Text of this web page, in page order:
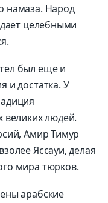
намаза. Народ
целебными
был еще и
и достатка. У
великих людей.
Амир Тимур
Яссауи, делая
мира тюрков.
арабские